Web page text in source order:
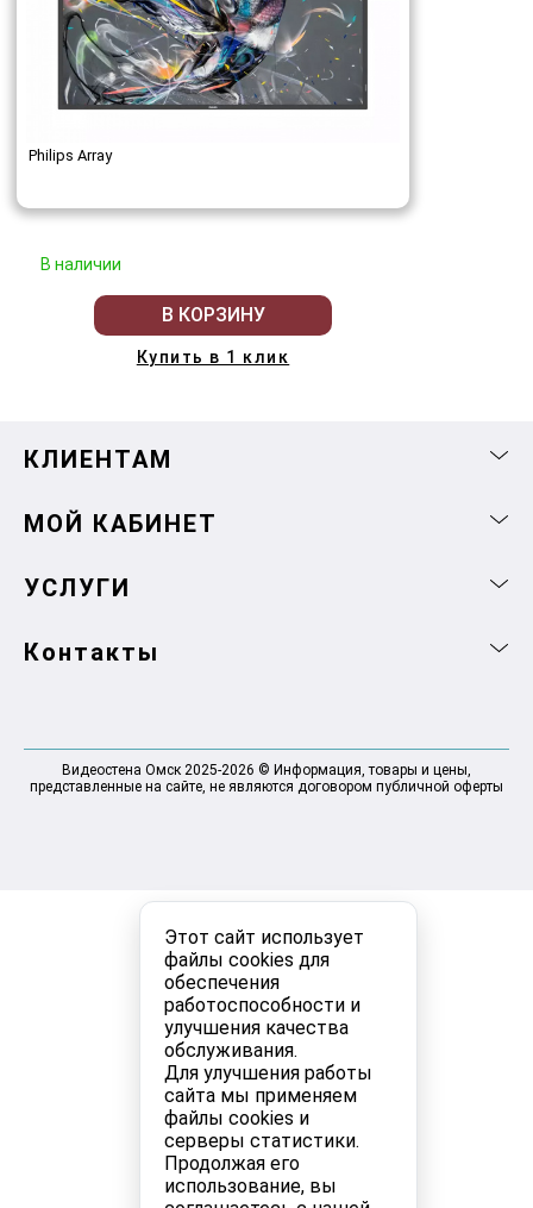
Этот сайт использует
файлы cookies для
обеспечения
работоспособности и
улучшения качества
обслуживания.
Для улучшения работы
сайта мы применяем
файлы cookies и
серверы статистики.
Продолжая его
использование, вы
Philips Array
В наличии
В КОРЗИНУ
Купить в 1 клик
КЛИЕНТАМ
МОЙ КАБИНЕТ
УСЛУГИ
Контакты
Видеостена Омск 2025-2026 © Информация, товары и цены,
представленные на сайте, не являются договором публичной оферты